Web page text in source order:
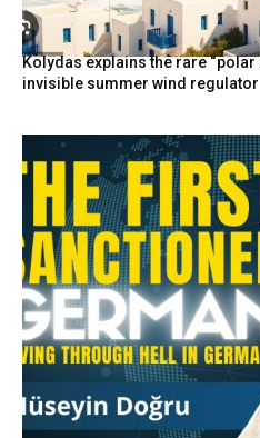
Kolydas explains the rare “polar
invisible summer wind regulator